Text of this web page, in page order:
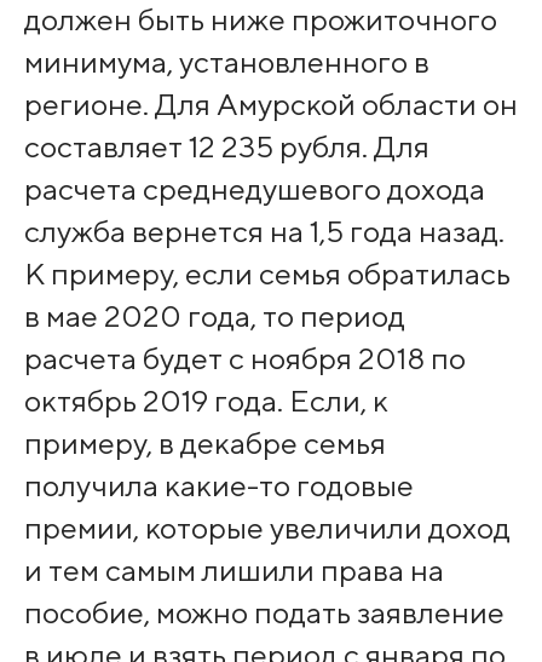
должен быть ниже прожиточного
минимума, установленного в
регионе. Для Амурской области он
составляет 12 235 рубля. Для
расчета среднедушевого дохода
служба вернется на 1,5 года назад.
К примеру, если семья обратилась
в мае 2020 года, то период
расчета будет с ноября 2018 по
октябрь 2019 года. Если, к
примеру, в декабре семья
получила какие-то годовые
премии, которые увеличили доход
и тем самым лишили права на
пособие, можно подать заявление